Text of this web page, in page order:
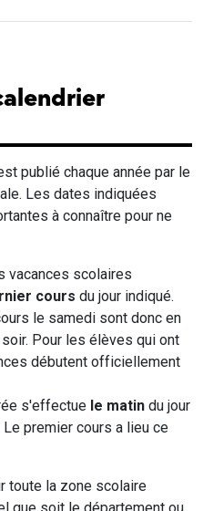
publié chaque année par le
Les dates indiquées
à connaître pour ne
vacances scolaires
cours du jour indiqué.
le samedi sont donc en
Pour les élèves qui ont
débutent officiellement
s'effectue le matin du jour
premier cours a lieu ce
toute la zone scolaire